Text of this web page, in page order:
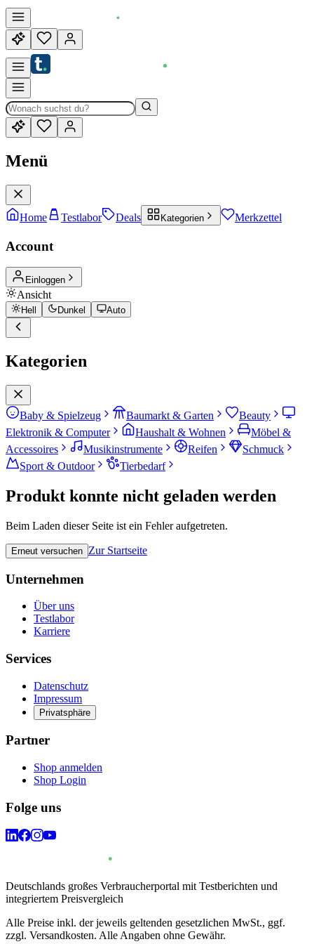
Menü
Home Testlabor Deals Kategorien Merkzettel
Account
Einloggen
Ansicht
Hell Dunkel Auto
Kategorien
Baby & Spielzeug Baumarkt & Garten
Beauty
Elektronik & Computer
Haushalt & Wohnen
Möbel &
Accessoires
Musikinstrumente Reifen
Schmuck
Sport & Outdoor
Tierbedarf
Produkt konnte nicht geladen werden
Beim Laden dieser Seite ist ein Fehler aufgetreten.
Erneut versuchen Zur Startseite
Unternehmen
Über uns
Testlabor
Karriere
Services
Datenschutz
Impressum
Privatsphäre
Partner
Shop anmelden
Shop Login
Folge uns
Deutschlands großes Verbraucherportal mit Testberichten und
integriertem Preisvergleich
Alle Preise inkl. der jeweils geltenden gesetzlichen MwSt., ggf.
zzgl. Versandkosten. Alle Angaben ohne Gewähr.